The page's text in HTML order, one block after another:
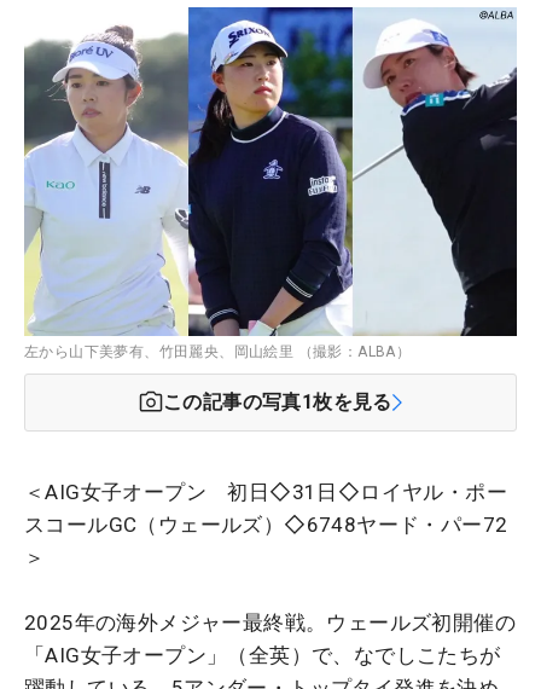
左から山下美夢有、竹田麗央、岡山絵里 （撮影：ALBA）
この記事の写真1枚を見る
＜AIG女子オープン 初日◇31日◇ロイヤル・ポー
スコールGC（ウェールズ）◇6748ヤード・パー72
＞
2025年の海外メジャー最終戦。ウェールズ初開催の
「AIG女子オープン」（全英）で、なでしこたちが